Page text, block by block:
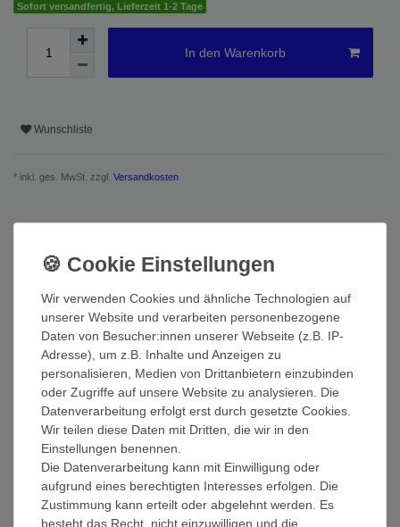
Sofort versandfertig, Lieferzeit 1-2 Tage
In den Warenkorb
Wunschliste
* inkl. ges. MwSt. zzgl. Versandkosten
Weitere Details
EU-Verantwortlicher
Hersteller
Ausstattung:
- Die Handtücher sind gewebt und besonders saugstark!
- Materialzusammensetztung: 100% Baumwolle
- Griffiges Volumen
Wir verwenden Cookies und ähnliche Technologien auf
unserer Website und verarbeiten personenbezogene
Daten von Besucher:innen unserer Webseite (z.B. IP-
Adresse), um z.B. Inhalte und Anzeigen zu
personalisieren, Medien von Drittanbietern einzubinden
oder Zugriffe auf unsere Website zu analysieren. Die
Datenverarbeitung erfolgt erst durch gesetzte Cookies.
Wir teilen diese Daten mit Dritten, die wir in den
Einstellungen benennen.
Die Datenverarbeitung kann mit Einwilligung oder
aufgrund eines berechtigten Interesses erfolgen. Die
Zustimmung kann erteilt oder abgelehnt werden. Es
besteht das Recht, nicht einzuwilligen und die